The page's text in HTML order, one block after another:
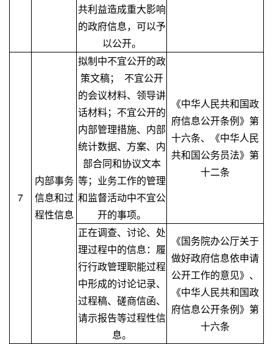
共利益造成重大影响
的政府信息，可以予
以公开。
7
内部事务
信息和过
程性信息
拟制中不宜公开的政
策文稿； 不宜公开
的会议材料、领导讲
话材料；不宜公开的
内部管理措施、内部
统计数据、方案、内
部合同和协议文本
等；业务工作的管理
和监督活动中不宜公
开的事项。
《中华人民共和国政
府信息公开条例》第
十六条、《中华人民
共和国公务员法》第
十二条
正在调查、讨论、处
理过程中的信息：履
行行政管理职能过程
中形成的讨论记录、
过程稿、磋商信函、
请示报告等过程性信
息。
《国务院办公厅关于
做好政府信息依申请
公开工作的意见》、
《中华人民共和国政
府信息公开条例》第
十六条